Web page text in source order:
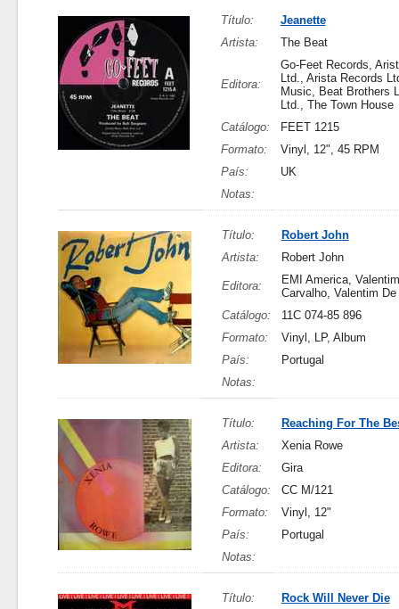
Título:
Jeanette
Artista:
The Beat
Editora:
Go-Feet Records,
Ltd., Arista Records
Music, Beat Brothers
Ltd., The Town House
Catálogo:
FEET 1215
Formato:
Vinyl, 12", 45 RPM
País:
UK
Notas:
Título:
Robert John
Artista:
Robert John
Editora:
EMI America,
Carvalho, Valentim De
Catálogo:
11C 074-85 896
Formato:
Vinyl, LP, Album
País:
Portugal
Notas:
Título:
Reaching For The
Artista:
Xenia Rowe
Editora:
Gira
Catálogo:
CC M/121
Formato:
Vinyl, 12"
País:
Portugal
Notas:
Título: Rock Will Never Die